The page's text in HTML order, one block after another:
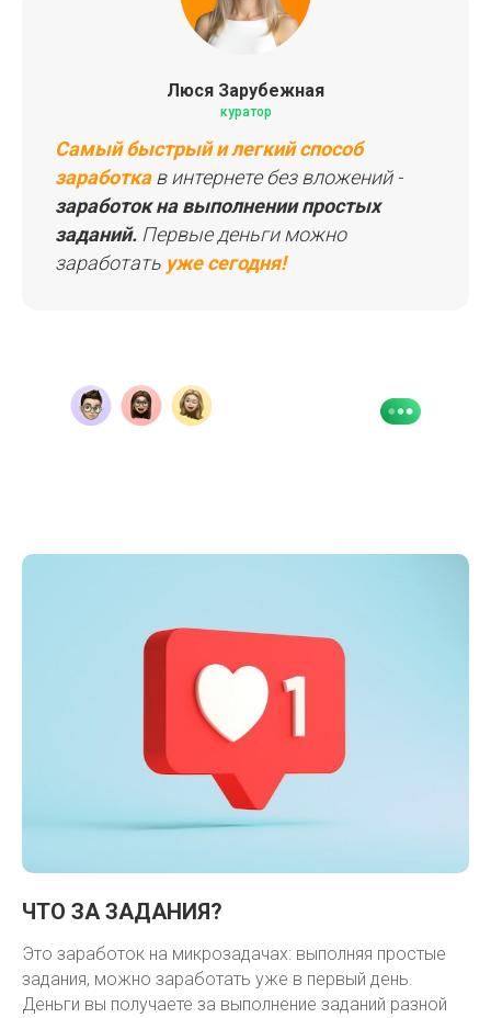
Люся Зарубежная
куратор
Самый быстрый и легкий способ
заработкав интернете без вложений -
заработок на выполнении простых
заданий. Первые деньги можно
заработать уже сегодня!
ЧТО ЗА ЗАДАНИЯ?
Это заработок на микрозадачах: выполняя простые
задания, можно заработать уже в первый день.
Деньги вы получаете за выполнение заданий разной